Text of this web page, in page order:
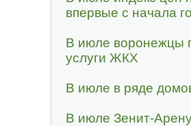
впервые с начала
В июле воронежцы
услуги ЖКХ
В июле в ряде
В июле Зенит-